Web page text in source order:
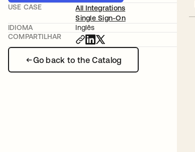
Go back to the Catalog
USE CASE
All Integrations
Single Sign-On
IDIOMA
Inglês
COMPARTILHAR